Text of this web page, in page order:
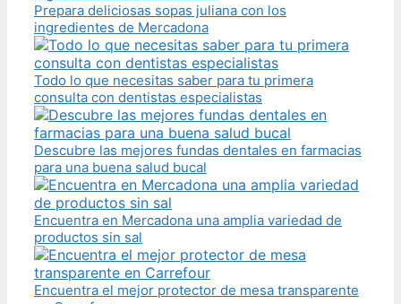
Prepara deliciosas sopas juliana con los
ingredientes de Mercadona
Todo lo que necesitas saber para tu primera
consulta con dentistas especialistas
Descubre las mejores fundas dentales en farmacias
para una buena salud bucal
Encuentra en Mercadona una amplia variedad de
productos sin sal
Encuentra el mejor protector de mesa transparente